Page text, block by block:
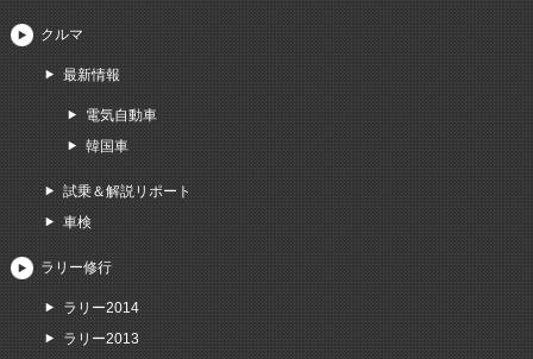
クルマ
最新情報
電気自動車
韓国車
試乗＆解説リポート
車検
ラリー修行
ラリー2014
ラリー2013